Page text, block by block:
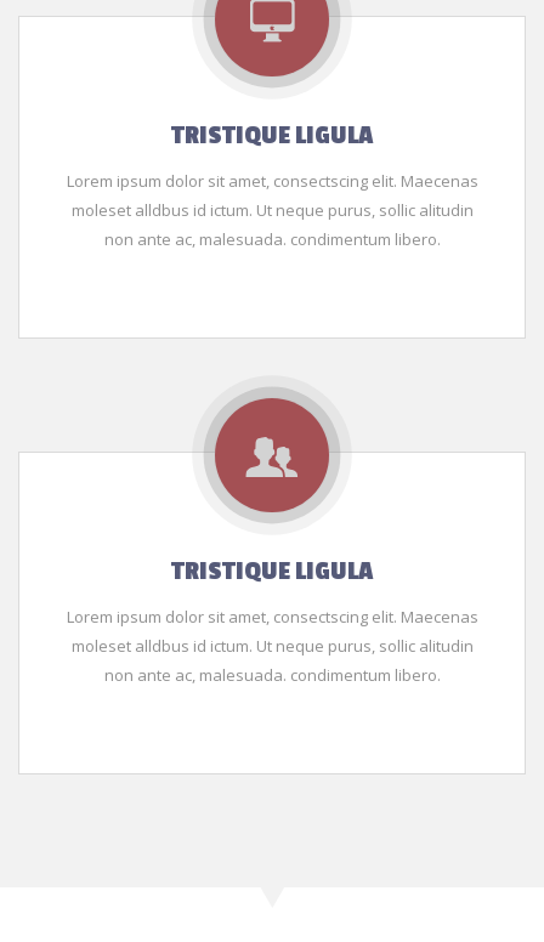
TRISTIQUE LIGULA
Lorem ipsum dolor sit amet, consectscing elit. Maecenas
moleset alldbus id ictum. Ut neque purus, sollic alitudin
non ante ac, malesuada. condimentum libero.
TRISTIQUE LIGULA
Lorem ipsum dolor sit amet, consectscing elit. Maecenas
moleset alldbus id ictum. Ut neque purus, sollic alitudin
non ante ac, malesuada. condimentum libero.